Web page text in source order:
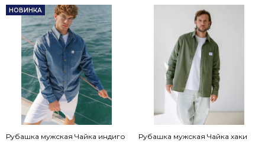
НОВИНКА
Рубашка мужская Чайка индиго Рубашка мужская Чайка хаки